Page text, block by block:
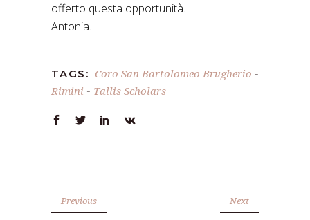
offerto questa opportunità.
Antonia.
TAGS: Coro San Bartolomeo Brugherio -
Rimini - Tallis Scholars
Previous Next